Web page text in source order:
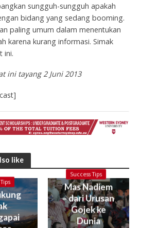
sungguh-sungguh apakah
bidang yang sedang booming.
paling umum dalam menentukan
karena kurang informasi. Simak
ini.
ini tayang 2 Juni 2013
like
Success Tips
Mas Nadiem
– dari Urusan
Gojek ke
Dunia